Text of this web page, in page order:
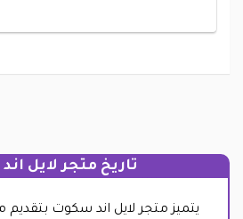
تاريخ متجر لايل
يتميز متجر لايل اند سكوت